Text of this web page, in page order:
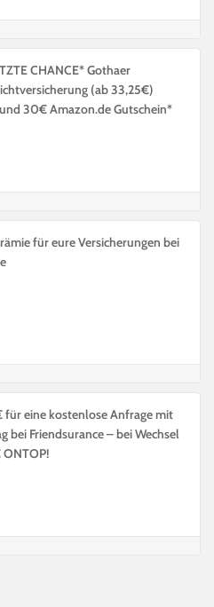
CHANCE* Gothaer
(ab 33,25€)
30€ Amazon.de Gutschein*
für eure Versicherungen bei
für eine kostenlose Anfrage mit
bei Friendsurance – bei Wechsel